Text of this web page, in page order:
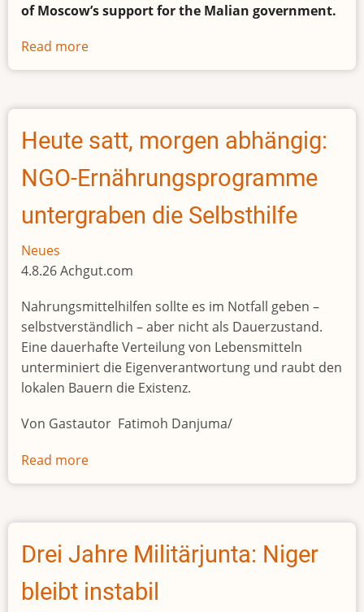
of Moscow’s support for the Malian government.
Read more
How
has
a
new
entry
point
for
sent
Russia
to
Mali
Heute satt, morgen abhängig:
NGO-Ernährungsprogramme
untergraben die Selbsthilfe
Neues
4.8.26 Achgut.com
Nahrungsmittelhilfen sollte es im Notfall geben –
selbstverständlich – aber nicht als Dauerzustand.
Eine dauerhafte Verteilung von Lebensmitteln
unterminiert die Eigenverantwortung und raubt den
lokalen Bauern die Existenz.
Von Gastautor Fatimoh Danjuma/
Read more
Heute
morgen
abhängig:
NGO-
Ernährungsprogramme
untergraben
Drei Jahre Militärjunta: Niger
bleibt instabil